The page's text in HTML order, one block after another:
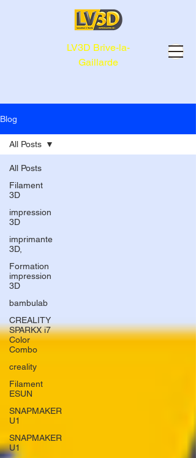
LV3D Brive-la-
Gaillarde
Blog
All Posts
Filament
3D
impression
3D
imprimante
3D,
Formation
impression
3D
bambulab
CREALITY
SPARKX i7
Color
Combo
creality
Filament
ESUN
SNAPMAKER
U1
SNAPMAKER
U1
All Posts